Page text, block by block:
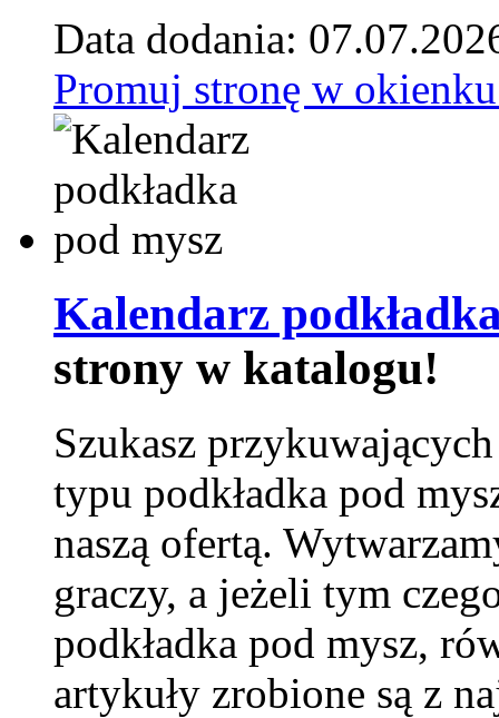
Data dodania:
Promuj stronę w
Kalendarz
strony w katalogu!
Szukasz
typu podkładka pod
naszą ofertą.
graczy, a jeżeli tym
podkładka pod mysz,
artykuły zrobione są z